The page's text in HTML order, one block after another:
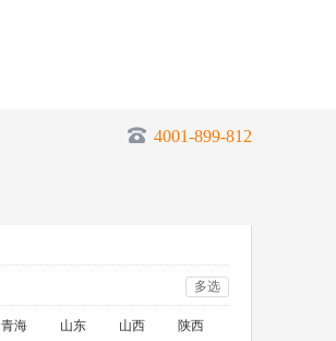
4001-899-812
多选
青海 山东 山西
陕西